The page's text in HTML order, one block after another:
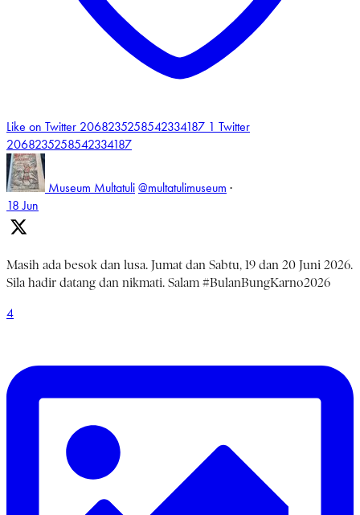
Like on Twitter 2068235258542334187 1 Twitter
2068235258542334187
Museum Multatuli @multatulimuseum ·
18 Jun
Masih ada besok dan lusa. Jumat dan Sabtu, 19 dan 20 Juni 2026.
Sila hadir datang dan nikmati. Salam #BulanBungKarno2026
4